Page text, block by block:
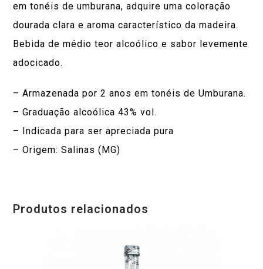
em tonéis de umburana, adquire uma coloração
dourada clara e aroma característico da madeira.
Bebida de médio teor alcoólico e sabor levemente
adocicado.
– Armazenada por 2 anos em tonéis de Umburana.
– Graduação alcoólica 43% vol.
– Indicada para ser apreciada pura
– Origem: Salinas (MG)
Produtos relacionados